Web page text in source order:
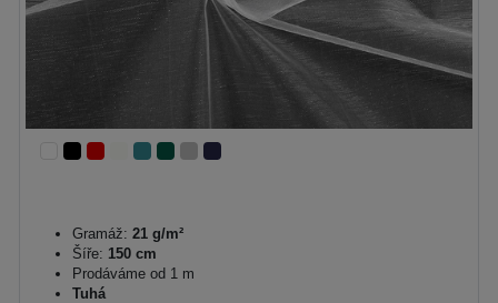
Gramáž: 21 g/m²
Šíře: 150 cm
Prodáváme od 1 m
Tuhá